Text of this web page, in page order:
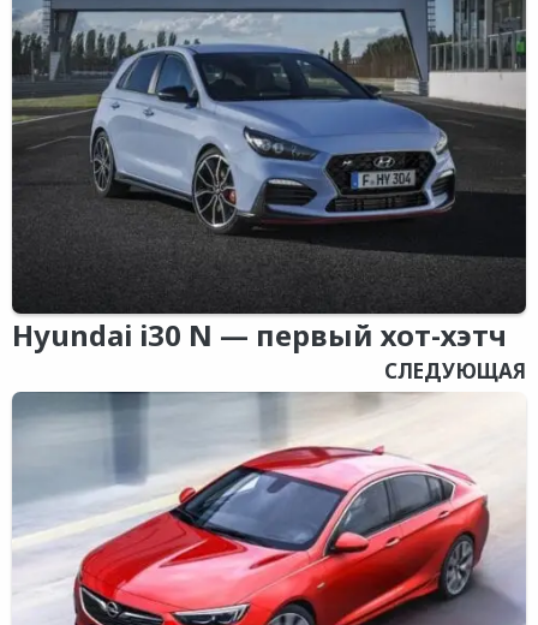
Hyundai i30 N — первый хот-хэтч
СЛЕДУЮЩАЯ